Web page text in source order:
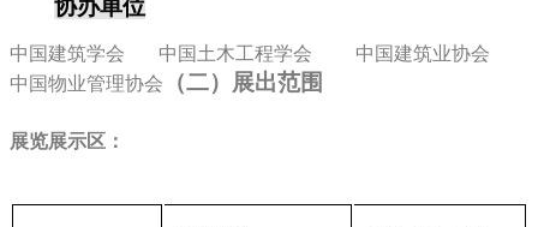
协办单位
中国建筑学会 中国土木工程学会 中国建筑业协会
中国物业管理协会
（二）展出范围
展览展示区：